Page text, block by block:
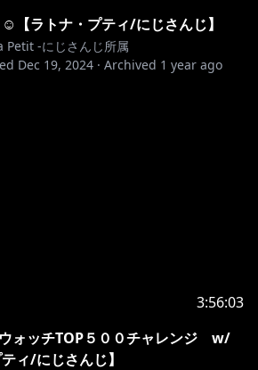
【ラトナ・プティ/にじさんじ】
Petit -にじさんじ所属
Dec 19, 2024 · Archived 1 year ago
3:56:03
ウォッチTOP５００チャレンジ w/
ィ/にじさんじ】